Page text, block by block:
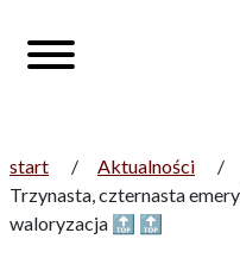
start / Aktualności
/
Trzynasta, czternasta
waloryzacja 🔝 🔝